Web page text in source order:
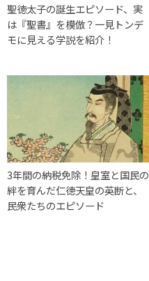
聖徳太子の誕生エピソード、実
は『聖書』を模倣？一見トンデ
モに見える学説を紹介！
3年間の納税免除！皇室と国民の
絆を育んだ仁徳天皇の英断と、
民衆たちのエピソード